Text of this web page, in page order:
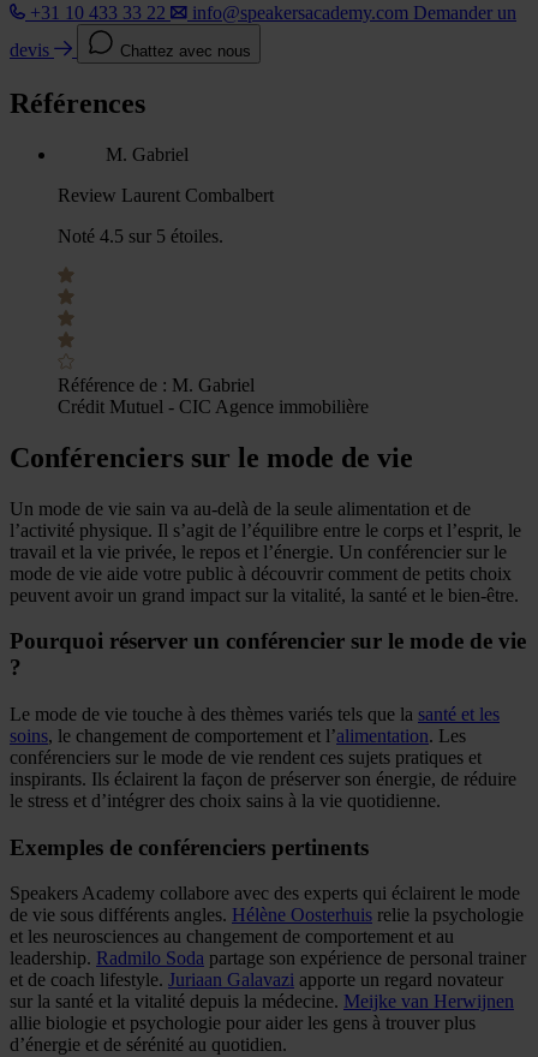
+31 10 433 33 22
info@speakersacademy.com Demander un
devis
Chattez avec nous
Références
M. Gabriel
Review Laurent Combalbert
Noté 4.5 sur 5 étoiles.
Référence de : M. Gabriel
Crédit Mutuel - CIC Agence immobilière
Conférenciers sur le mode de vie
Un mode de vie sain va au-delà de la seule alimentation et de
l’activité physique. Il s’agit de l’équilibre entre le corps et l’esprit, le
travail et la vie privée, le repos et l’énergie. Un conférencier sur le
mode de vie aide votre public à découvrir comment de petits choix
peuvent avoir un grand impact sur la vitalité, la santé et le bien-être.
Pourquoi réserver un conférencier sur le mode de vie
?
Le mode de vie touche à des thèmes variés tels que la santé et les
soins, le changement de comportement et l’alimentation. Les
conférenciers sur le mode de vie rendent ces sujets pratiques et
inspirants. Ils éclairent la façon de préserver son énergie, de réduire
le stress et d’intégrer des choix sains à la vie quotidienne.
Exemples de conférenciers pertinents
Speakers Academy collabore avec des experts qui éclairent le mode
de vie sous différents angles. Hélène Oosterhuis relie la psychologie
et les neurosciences au changement de comportement et au
leadership. Radmilo Soda partage son expérience de personal trainer
et de coach lifestyle. Juriaan Galavazi apporte un regard novateur
sur la santé et la vitalité depuis la médecine. Meijke van Herwijnen
allie biologie et psychologie pour aider les gens à trouver plus
d’énergie et de sérénité au quotidien.